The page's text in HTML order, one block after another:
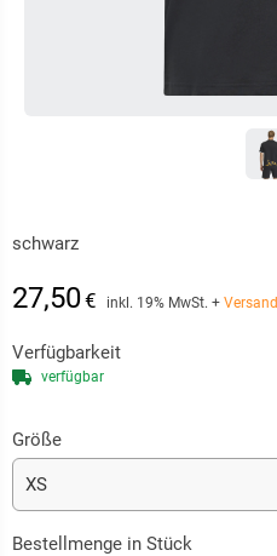
schwarz
27,50€ inkl. 19% MwSt. + Versand
Verfügbarkeit
verfügbar
Größe
Bestellmenge in Stück